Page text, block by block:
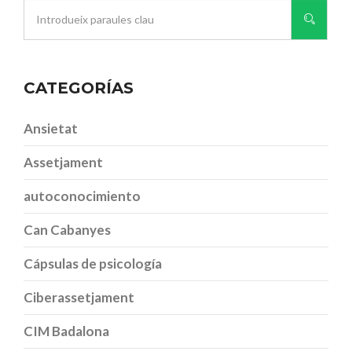
CATEGORÍAS
Ansietat
Assetjament
autoconocimiento
Can Cabanyes
Cápsulas de psicología
Ciberassetjament
CIM Badalona